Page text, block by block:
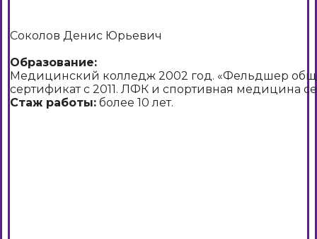
Соколов Денис Юрьевич
Образование:
Медицинский колледж 2002 год. «Фельдшер
сертификат с 2011. ЛФК и спортивная медицина
Стаж работы: более 10 лет.